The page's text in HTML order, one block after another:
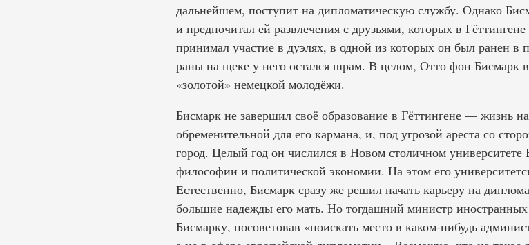
дальнейшем, поступит на дипломатическую службу. Однако
и предпочитал ей развлечения с друзьями, которых в
принимал участие в дуэлях, в одной из которых он был ранен
раны на щеке у него остался шрам. В целом, Отто фон Бисмарк
«золотой» немецкой молодёжи.
Бисмарк не завершил своё образование в Гёттингене — жизнь
обременительной для его кармана, и, под угрозой ареста со
город. Целый год он числился в Новом столичном
философии и политической экономии. На этом его
Естественно, Бисмарк сразу же решил начать карьеру на
большие надежды его мать. Но тогдашний министр
Бисмарку, посоветовав «поискать место в каком-нибудь